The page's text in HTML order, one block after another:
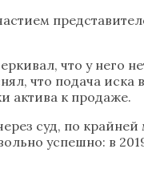
что у него
что подача
актива к продаже.
суд, по
успешно: в